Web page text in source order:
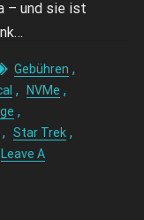
– und sie ist
Gebühren ,
, NVMe ,
,
, Star Trek ,
Leave A